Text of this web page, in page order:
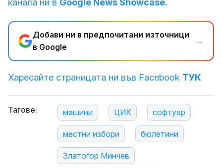
канала ни в Google News Showcase.
Добави ни в предпочитани източници
в Google
→
Харесайте страницата ни във Facebook ТУК
Тагове: машини ЦИК софтуер
местни избори бюлетини
Златогор Минчев